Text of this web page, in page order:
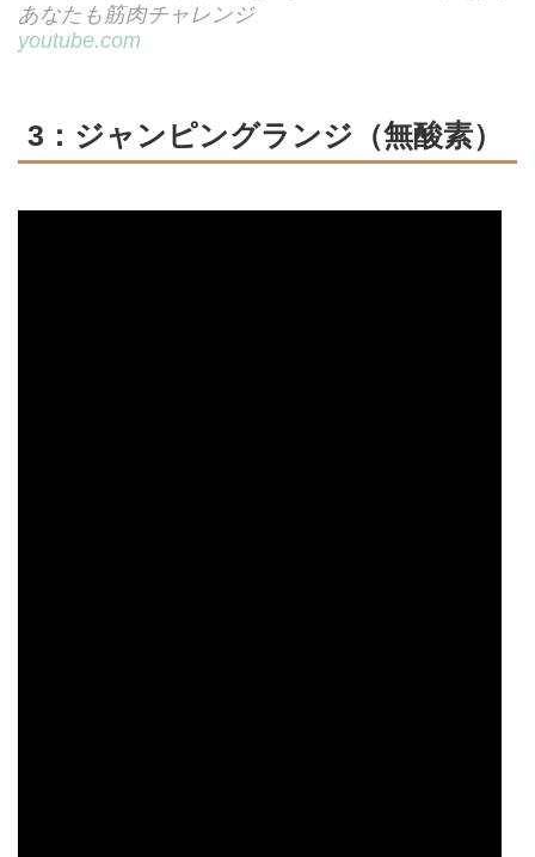
あなたも筋肉チャレンジ
youtube.com
3：ジャンピングランジ（無酸素）